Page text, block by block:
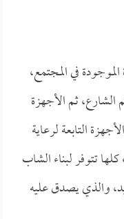
في المجتمع،
الشارع، ثم الأجهزة
التابعة لرعاية
تتوفر لبناء الشاب
والذي يصدق عليه